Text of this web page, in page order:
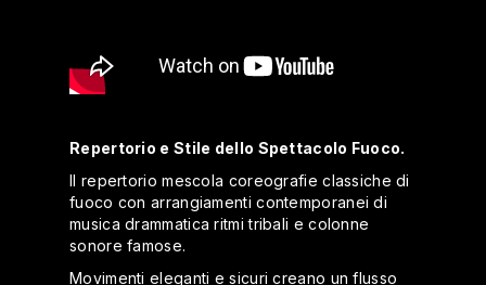
Repertorio e Stile dello Spettacolo Fuoco.
Il repertorio mescola coreografie classiche di
fuoco con arrangiamenti contemporanei di
musica drammatica ritmi tribali e colonne
sonore famose.
Movimenti eleganti e sicuri creano un flusso